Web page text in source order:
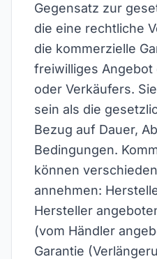
Gegensatz zur
die eine rechtliche
die kommerzielle
freiwilliges Angebot
oder Verkäufers.
sein als die
Bezug auf Dauer,
Bedingungen.
können
annehmen:
Hersteller
(vom Händler
Garantie